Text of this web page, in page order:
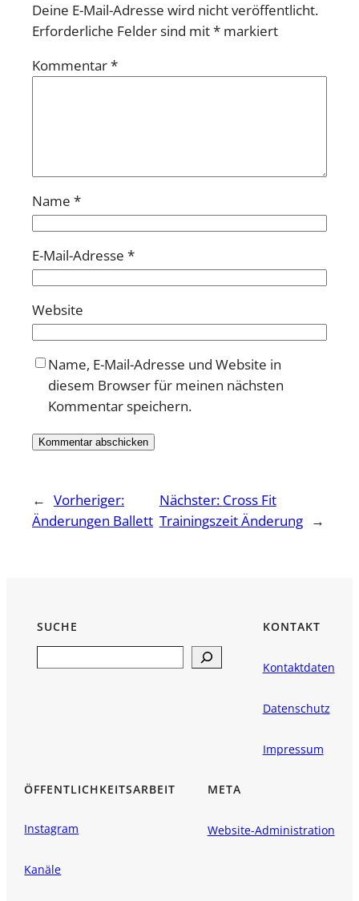
Deine E-Mail-Adresse wird nicht veröffentlicht.
Erforderliche Felder sind mit* markiert
Kommentar*
Name *
E-Mail-Adresse *
Website
Name, E-Mail-Adresse und Website in
diesem Browser für meinen nächsten
Kommentar speichern.
← Vorheriger:
Änderungen Ballett
Nächster: Cross Fit
Trainingszeit Änderung →
SUCHE KONTAKT
Kontaktdaten
Datenschutz
Impressum
ÖFFENTLICHKEITSARBEIT
Instagram
Kanäle
META
Website-Administration